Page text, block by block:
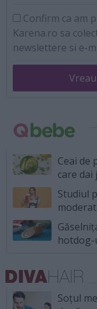
Confirm ca am
Karena.ro sa
newslettere si e-
Ceai de
care dai
Studiul
hotdog-
Soțul